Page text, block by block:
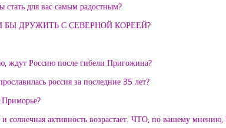
стать для вас самым радостным?
ДРУЖИТЬ С СЕВЕРНОЙ КОРЕЕЙ?
ждут Россию после гибели Пригожина?
россия за последние 35 лет?
и солнечная активность возрастает. ЧТО, по вашему